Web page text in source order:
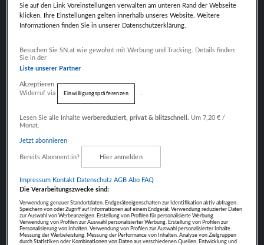
VORHERIGER BEITRAG
NÄCHSTER BEITRAG
PATRICK PENTZ
Sie auf den Link Voreinstellungen verwalten am unteren Rand der Webseite
klicken. Ihre Einstellungen gelten innerhalb unseres Website. Weitere
Informationen finden Sie in unserer Datenschutzerklärung.
Besuchen Sie SN.at wie gewohnt mit Werbung und Tracking. Details finden
Sie in der
Liste unserer Partner
Akzeptieren
Widerruf via
Einwilligungspräferenzen
Lesen Sie alle Inhaltewerbereduziert, privat & blitzschnell. Um 7,20 € /
Monat.
Jetzt abonnieren
Bereits Abonnent:in? Hier anmelden
Impressum Kontakt Datenschutz AGB Abo FAQ
Die Verarbeitungszwecke sind:
Verwendung genauer Standortdaten. Endgeräteeigenschaften zur Identifikation aktiv abfragen.
Speichern von oder Zugriff auf Informationen auf einem Endgerät. Verwendung reduzierter Daten
zur Auswahl von Werbeanzeigen. Erstellung von Profilen für personalisierte Werbung.
Verwendung von Profilen zur Auswahl personalisierter Werbung. Erstellung von Profilen zur
Personalisierung von Inhalten. Verwendung von Profilen zur Auswahl personalisierter Inhalte.
Messung der Werbeleistung. Messung der Performance von Inhalten. Analyse von Zielgruppen
durch Statistiken oder Kombinationen von Daten aus verschiedenen Quellen. Entwicklung und